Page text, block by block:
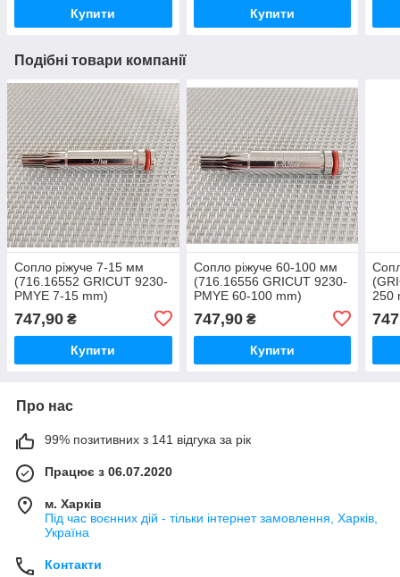
Купити Купити
Подібні товари компанії
Сопло ріжуче 7-15 мм
(716.16552 GRICUT 9230-
PMYE 7-15 mm)
747,90 ₴
Купити
Сопло ріжуче 60-100 мм
(716.16556 GRICUT 9230-
PMYE 60-100 mm)
747,90₴
Купити
250
Про нас
99% позитивних з 141 відгука за рік
Працює з 06.07.2020
м. Харків
Під час воєнних дій - тільки інтернет замовлення, Харків,
Україна
Контакти